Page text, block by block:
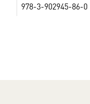
978-3-902945-86-0